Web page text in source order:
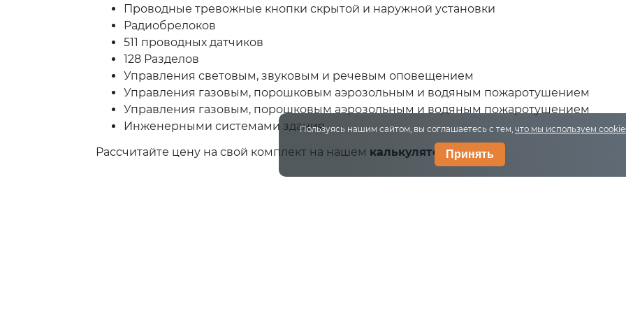
Проводные тревожные кнопки скрытой и наружной установки
Радиобрелоков
511 проводных датчиков
128 Разделов
Управления световым, звуковым и речевым оповещением
Управления газовым, порошковым аэрозольным и водяным пожаротушением
Управления газовым, порошковым аэрозольным и водяным пожаротушением
Инженерными системами здания.
Рассчитайте цену на свой комплект на нашем калькуляторе
Пользуясь нашим сайтом, вы соглашаетесь с тем, что мы используем
Принять